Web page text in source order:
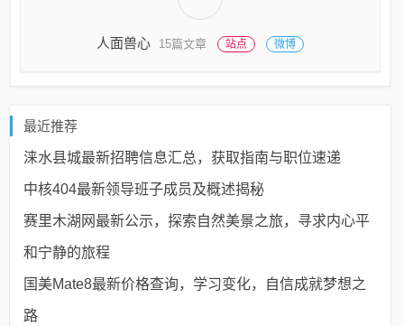
人面兽心 15篇文章 站点 微博
最近推荐
涞水县城最新招聘信息汇总，获取指南与职位速递
中核404最新领导班子成员及概述揭秘
赛里木湖网最新公示，探索自然美景之旅，寻求内心平
和宁静的旅程
国美Mate8最新价格查询，学习变化，自信成就梦想之
路